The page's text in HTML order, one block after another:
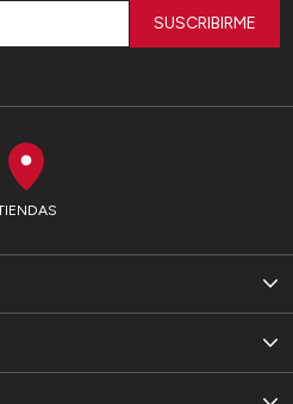
SUSCRIBIRME